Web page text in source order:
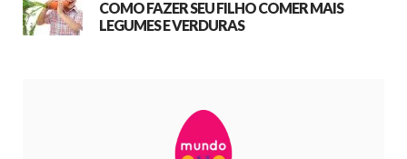
COMO FAZER SEU FILHO COMER MAIS
LEGUMES E VERDURAS